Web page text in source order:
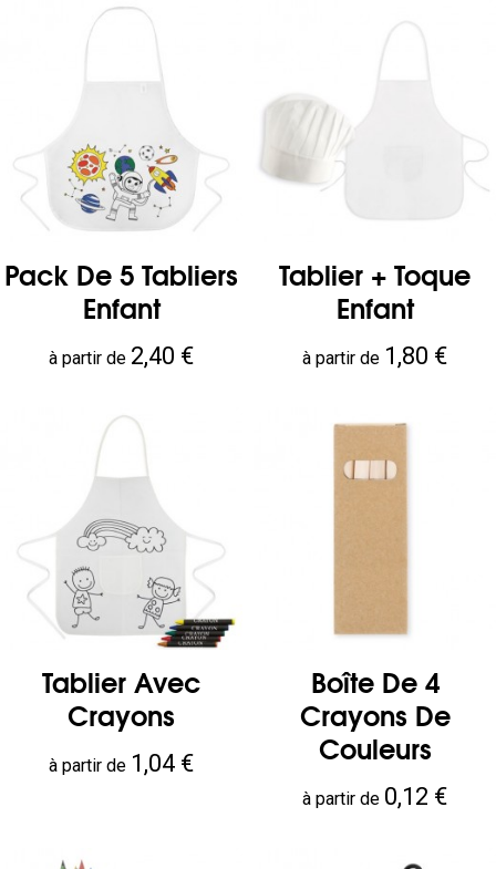
Pack De 5 Tabliers
Enfant
Prix
à partir de 2,40 €
Tablier + Toque
Enfant
Prix
à partir de 1,80 €
Tablier Avec
Crayons
Prix
à partir de 1,04 €
Boîte De 4
Crayons De
Couleurs
Prix
à partir de 0,12 €